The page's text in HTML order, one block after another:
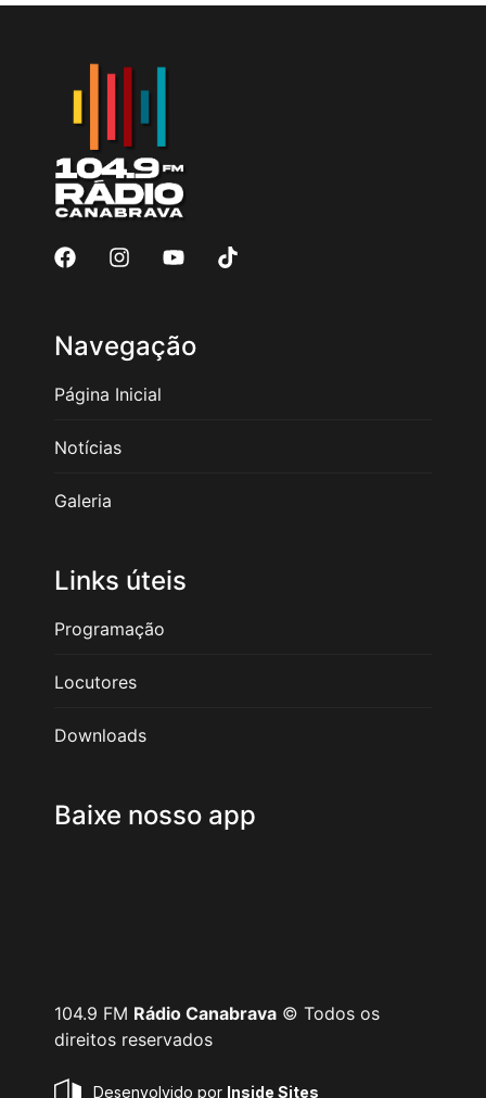
Navegação
Página Inicial
Notícias
Galeria
Links úteis
Programação
Locutores
Downloads
Baixe nosso app
104.9 FM Rádio Canabrava © Todos os
direitos reservados
Desenvolvido por Inside Sites